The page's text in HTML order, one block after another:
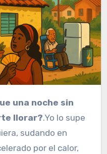
llorar?.Yo lo supe
sudando en
por el calor,